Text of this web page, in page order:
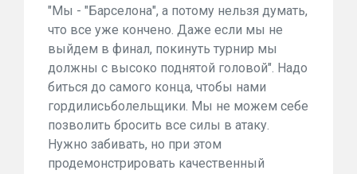
Мы - "Барселона", а потому нельзя думать,
что все уже кончено. Даже если мы не
выйдем в финал, покинуть турнир мы
должны с высоко поднятой головой . Надо
биться до самого конца, чтобы нами
гордилисьболельщики. Мы не можем себе
позволить бросить все силы в атаку.
Нужно забивать, но при этом
продемонстрировать качественный